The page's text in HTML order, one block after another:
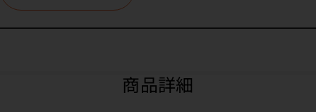
商品詳細